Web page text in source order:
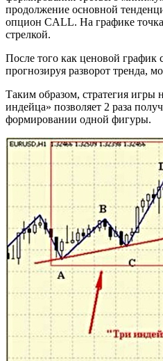
продолжение основной
опцион CALL. На графике
стрелкой.
После того как ценовой
прогнозируя разворот тренда,
Таким образом, стратегия
индейца» позволяет 2 раза
формировании одной фигуры.